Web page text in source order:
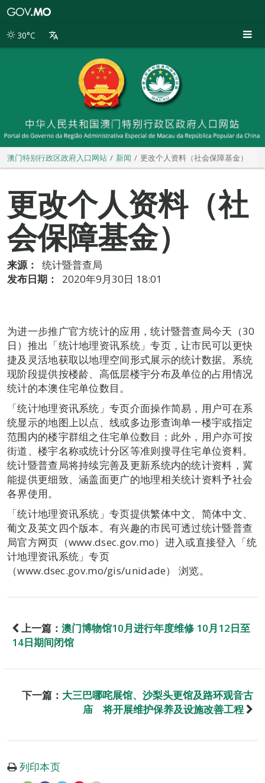
别
30°C
澳门特别行政区政府入口网站 新闻 更改个人资料（社会保障基金）
更改个人资料（社
会保障基金）
来源：
统计暨普查局
发布日期：
2020年9月30日 18:01
为进一步推广官方统计的应用，统计暨普查局今天（30
日）推出「统计地理资讯系统」专页，让市民可以更快
捷及灵活地获取以地理空间形式展示的统计数据。系统
现阶段提供按楼龄、高低层楼宇分布及单位的占用情况
统计的本澳住宅单位数目。
「统计地理资讯系统」专页介面操作简易，用户可在系
统显示的地图上以点、线或多边形查询单一楼宇或指定
范围内的楼宇群组之住宅单位数目；此外，用户亦可按
街道、楼宇名称或统计分区等准则搜寻住宅单位资料。
统计暨普查局将持续完善及更新系统内的统计资料，冀
能提供更细致、涵盖面更广的地理相关统计资料予社会
各界使用。
「统计地理资讯系统」专页提供繁体中文、简体中文、
葡文及英文四个版本。有兴趣的市民可透过统计暨普查
局官方网页（www.dsec.gov.mo）进入或直接登入「统
计地理资讯系统」专页
（www.dsec.gov.mo/gis/unidade） 浏览。
上一篇： 澳门博物馆10月进行年度维修 10月12日至
14日期间闭馆
下一篇： 大三巴哪咤展馆、沙梨头更馆及路环观音古
庙 将开展维护保养及设施改善工程
列印本页